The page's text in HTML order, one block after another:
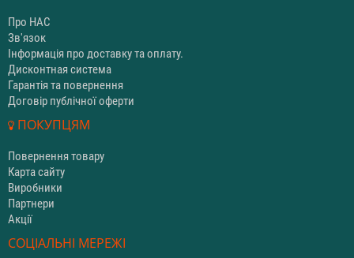
Про НАС
Зв'язок
Інформація про доставку та оплату.
Дисконтная система
Гарантія та повернення
Договір публічної оферти
ПОКУПЦЯМ
Повернення товару
Карта сайту
Виробники
Партнери
Акції
СОЦІАЛЬНІ МЕРЕЖІ